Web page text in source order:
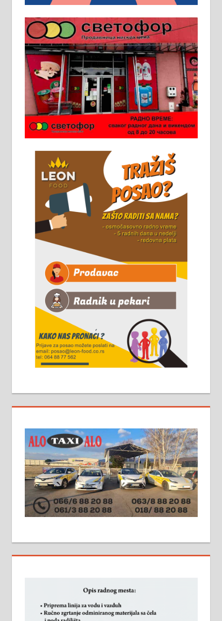
Пружам услуге завршних радова
у грађевини, хидроизолације и
молерских радова. 061/25-28-058
Ало таксију потребан возач са Б
категоријом. 064/02-85-511
Потребна два радника за рад на
стоваришту „Липа промет” у
Алексинцу. За више
стовариште у улици Максима
Горког 26 сваког радног дана од
8 до 15 часова. 063/465-045
Чистим све врсте димњака.
061/32-13-445